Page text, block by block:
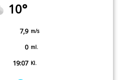
10°
7,9 m/s
0 ml.
19:07 Kl.